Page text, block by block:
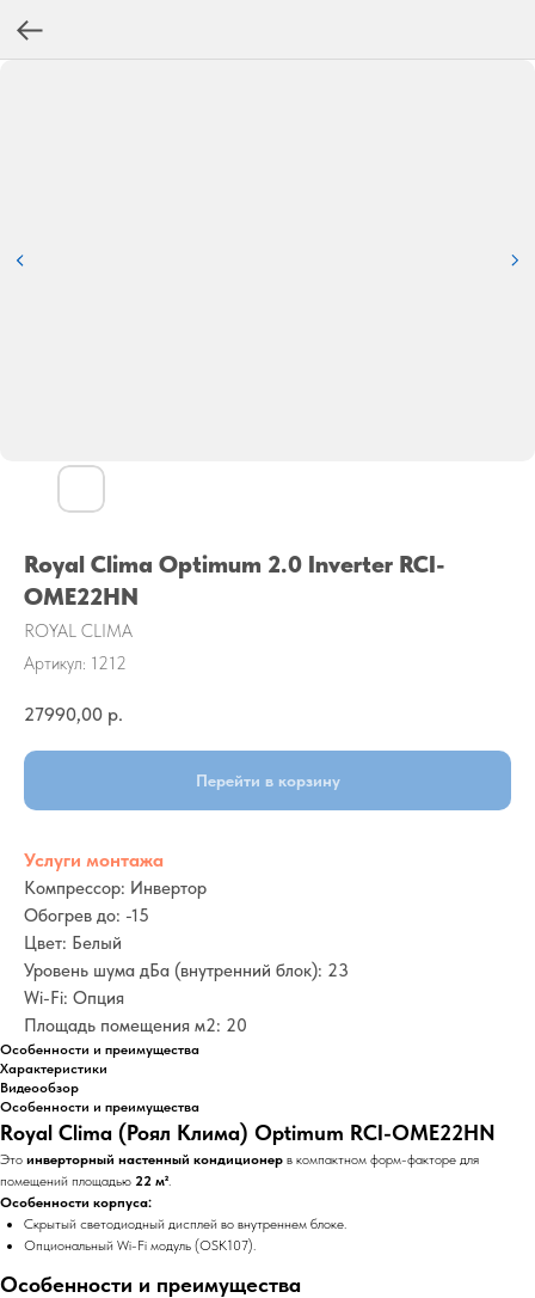
Royal Clima Optimum 2.0 Inverter RCI-
OME22HN
ROYAL CLIMA
Артикул: 1212
27990,00 р.
Перейти в корзину
Услуги монтажа
Компрессор: Инвертор
Обогрев до: -15
Цвет: Белый
Уровень шума дБа (внутренний блок): 23
Wi-Fi: Опция
Площадь помещения м2: 20
Особенности и преимущества
Характеристики
Видеообзор
Особенности и преимущества
Royal Clima (Роял Клима) Optimum RCI-OME22HN
Это инверторный настенный кондиционер в компактном форм-факторе для
помещений площадью 22 м².
Особенности корпуса:
Скрытый светодиодный дисплей во внутреннем блоке.
Опциональный Wi-Fi модуль (OSK107).
Особенности и преимущества